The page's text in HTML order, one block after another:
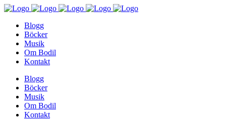
Blogg
Böcker
Musik
Om Bodil
Kontakt
Blogg
Böcker
Musik
Om Bodil
Kontakt